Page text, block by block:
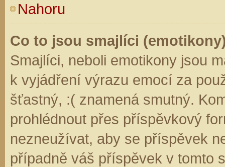
Nahoru
Co to jsou smajlíci
Smajlíci, neboli emotikony jsou
k vyjádření výrazu emocí za
šťastný, :( znamená smutný.
prohlédnout přes příspěvkový
nezneužívat, aby se příspěvek
případně váš příspěvek v tomto